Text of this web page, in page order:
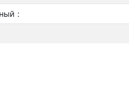
: